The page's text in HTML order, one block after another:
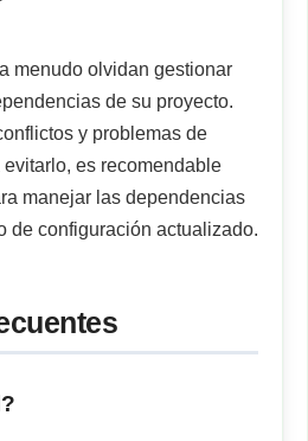
menudo olvidan gestionar
de su proyecto.
y problemas de
es recomendable
manejar las dependencias
de configuración actualizado.